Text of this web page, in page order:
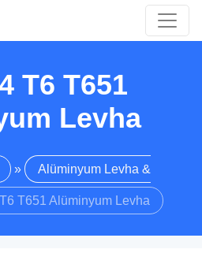
T6 T651
Levha
» Alüminyum Levha &
T651 Alüminyum Levha